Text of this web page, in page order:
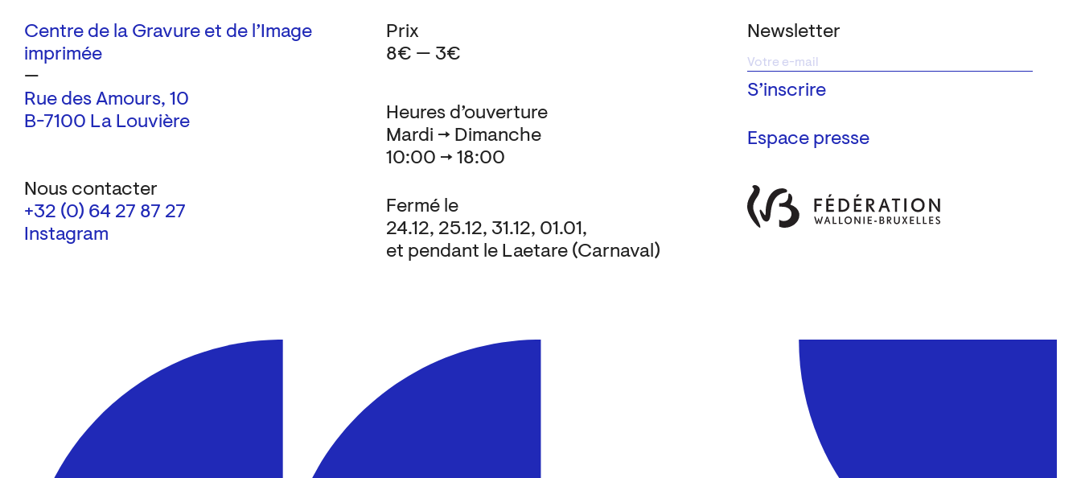
Centre de la Gravure et de l’Image
imprimée
—
Rue des Amours, 10
B-7100 La Louvière
Nous contacter
+32 (0) 64 27 87 27
Instagram
Newsletter
Espace presse
Heures d’ouverture
Mardi → Dimanche
10:00 → 18:00
Fermé le
24.12, 25.12, 31.12, 01.01,
et pendant le Laetare (Carnaval)
Prix
8€ — 3€